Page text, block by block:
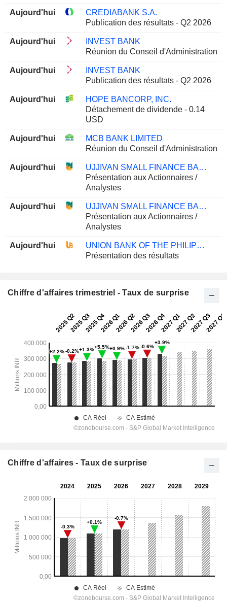
Aujourd'hui
CREDIABANK S.A.
Publication des résultats - Q2 2026
Aujourd'hui
INVEST BANK
Réunion du Conseil d'Administration
Aujourd'hui
INVEST BANK
Publication des résultats - Q2 2026
Aujourd'hui
HOPE BANCORP, INC.
Détachement de dividende - 0.14
USD
Aujourd'hui
MCB BANK LIMITED
Réunion du Conseil d'Administration
Aujourd'hui
UJJIVAN SMALL FINANCE BANK LIMITED
Présentation aux Actionnaires /
Analystes
Aujourd'hui
UJJIVAN SMALL FINANCE BANK LIMITED
Présentation aux Actionnaires /
Analystes
Aujourd'hui
UNION BANK OF THE PHILIPPINES
Présentation des résultats
Chiffre d'affaires trimestriel - Taux de surprise
Chiffre d'affaires - Taux de surprise